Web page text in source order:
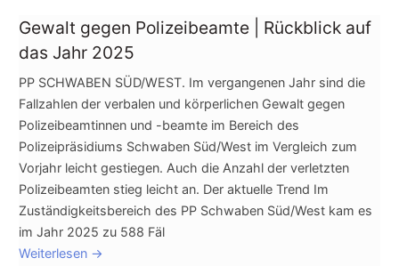
Gewalt gegen Polizeibeamte | Rückblick auf
das Jahr 2025
PP SCHWABEN SÜD/WEST. Im vergangenen Jahr sind die
Fallzahlen der verbalen und körperlichen Gewalt gegen
Polizeibeamtinnen und -beamte im Bereich des
Polizeipräsidiums Schwaben Süd/West im Vergleich zum
Vorjahr leicht gestiegen. Auch die Anzahl der verletzten
Polizeibeamten stieg leicht an. Der aktuelle Trend Im
Zuständigkeitsbereich des PP Schwaben Süd/West kam es
im Jahr 2025 zu 588 Fäl
Weiterlesen →